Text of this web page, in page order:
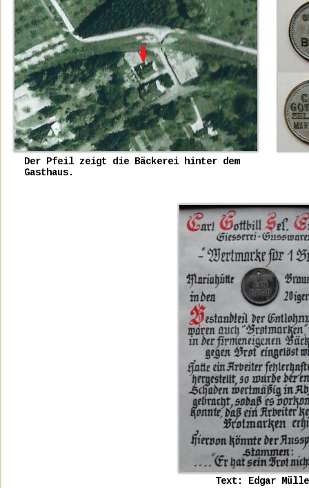
Der Pfeil zeigt die Bäckerei hinter dem
Gasthaus.
Text: Edgar